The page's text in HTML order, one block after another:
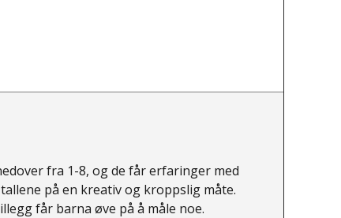
fra 1-8, og de får erfaringer med
på en kreativ og kroppslig måte.
får barna øve på å måle noe.